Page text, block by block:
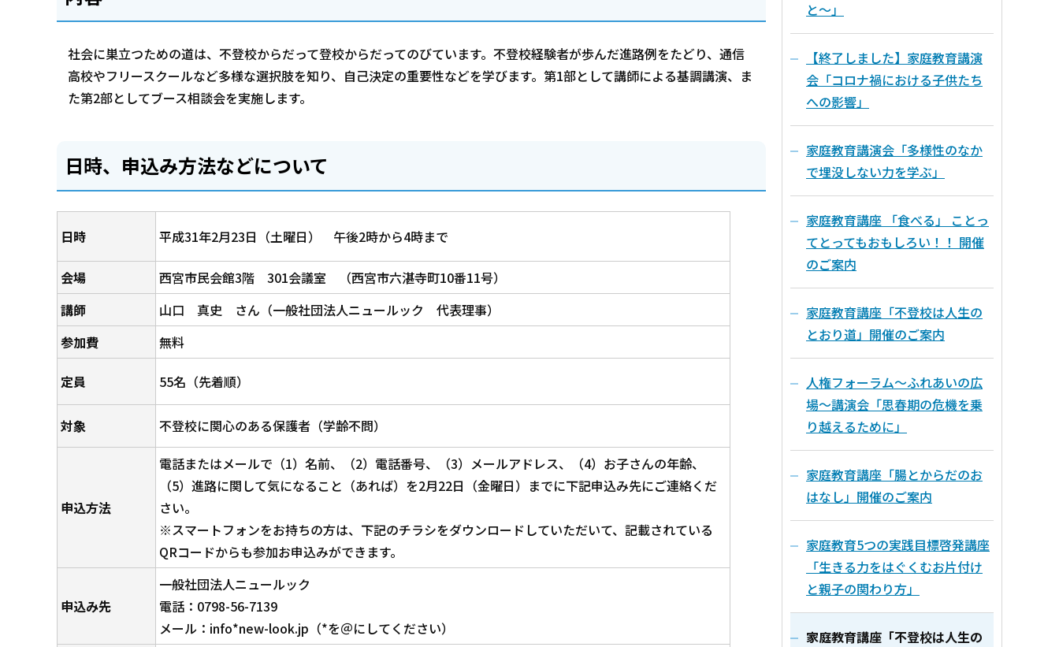
社会に巣立つための道は、不登校からだって登校からだってのびています。不登校経験者が歩んだ進路例をたどり、通信
高校やフリースクールなど多様な選択肢を知り、自己決定の重要性などを学びます。第1部として講師による基調講演、ま
た第2部としてブース相談会を実施します。
日時、申込み方法などについて
日時 平成31年2月23日（土曜日） 午後2時から4時まで
会場
西宮市民会館3階 301会議室 （西宮市六湛寺町10番11号）
講師
山口 真史 さん（一般社団法人ニュールック 代表理事）
参加費
無料
定員 55名（先着順）
対象 不登校に関心のある保護者（学齢不問）
申込方法
電話またはメールで（1）名前、（2）電話番号、（3）メールアドレス、（4）お子さんの年齢、
（5）進路に関して気になること（あれば）を2月22日（金曜日）までに下記申込み先にご連絡くだ
さい。
※スマートフォンをお持ちの方は、下記のチラシをダウンロードしていただいて、記載されている
QRコードからも参加お申込みができます。
申込み先
一般社団法人ニュールック
電話：0798-56-7139
メール：info*new-look.jp（*を＠にしてください）
と～」
【終了しました】家庭教育講演
会「コロナ禍における子供たち
への影響」
家庭教育講演会「多様性のなか
で埋没しない力を学ぶ」
家庭教育講座 「食べる」 ことっ
てとってもおもしろい！！ 開催
のご案内
家庭教育講座「不登校は人生の
とおり道」開催のご案内
人権フォーラム～ふれあいの広
場～講演会「思春期の危機を乗
り越えるために」
家庭教育講座「腸とからだのお
はなし」開催のご案内
家庭教育5つの実践目標啓発講座
「生きる力をはぐくむお片付け
と親子の関わり方」
家庭教育講座「不登校は人生の